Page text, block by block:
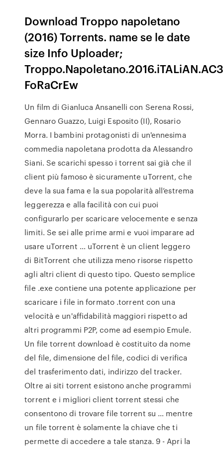
Download Troppo napoletano
(2016) Torrents. name se le date
size Info Uploader;
FoRaCrEw
Un film di Gianluca Ansanelli con Serena Rossi,
Gennaro Guazzo, Luigi Esposito (II), Rosario
Morra. I bambini protagonisti di un'ennesima
commedia napoletana prodotta da Alessandro
Siani. Se scarichi spesso i torrent sai già che il
client più famoso è sicuramente uTorrent, che
deve la sua fama e la sua popolarità all’estrema
leggerezza e alla facilità con cui puoi
configurarlo per scaricare velocemente e senza
limiti. Se sei alle prime armi e vuoi imparare ad
usare uTorrent … uTorrent è un client leggero
di BitTorrent che utilizza meno risorse rispetto
agli altri client di questo tipo. Questo semplice
file .exe contiene una potente applicazione per
scaricare i file in formato .torrent con una
velocità e un'affidabilità maggiori rispetto ad
altri programmi P2P, come ad esempio Emule.
Un file torrent download è costituito da nome
del file, dimensione del file, codici di verifica
del trasferimento dati, indirizzo del tracker.
Oltre ai siti torrent esistono anche programmi
torrent e i migliori client torrent stessi che
consentono di trovare file torrent su … mentre
un file torrent è solamente la chiave che ti
permette di accedere a tale stanza. 9 - Apri la